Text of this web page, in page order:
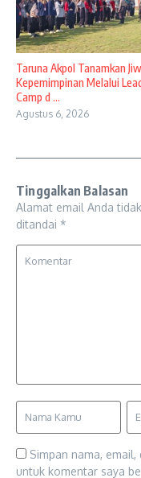
Taruna Akpol Tanamkan
Kepemimpinan Melalui
Camp d ...
Agustus 6, 2026
Tinggalkan Balasan
Alamat email Anda
ditandai *
Simpan nama,
untuk komentar saya